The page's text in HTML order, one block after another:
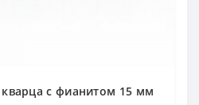
с фианитом 15 мм